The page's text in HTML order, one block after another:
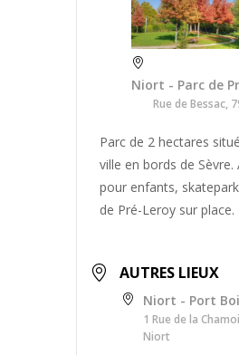
Niort - Parc de
Rue de Bessac,
Parc de 2 hectares
ville en bords de Sèvre.
pour enfants,
de Pré-Leroy sur place.
AUTRES LIEUX
Niort - Port
1 Rue de la
Niort